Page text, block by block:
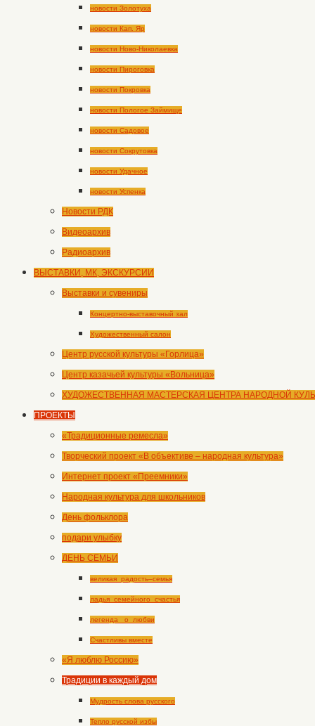
новости Золотуха
новости Кап. Яр
новости Ново-Николаевка
новости Пироговка
новости Покровка
новости Пологое Займище
новости Садовое
новости Сокрутовка
новости Удачное
новости Успенка
Новости РДК
Видеоархив
Радиоархив
ВЫСТАВКИ, МК, ЭКСКУРСИИ
Выставки и сувениры
Концертно-выставочный зал
Художественный салон
Центр русской культуры «Горлица»
Центр казачьей культуры «Вольница»
ХУДОЖЕСТВЕННАЯ МАСТЕРСКАЯ ЦЕНТРА НАРОДНОЙ
ПРОЕКТЫ
«Традиционные ремесла»
Творческий проект «В объективе – народная культура»
Интернет проект «Преемники»
Народная культура для школьников
День фольклора
подари улыбку
ДЕНЬ СЕМЬИ
великая_радость–семья
ладья_семейного_счастья
легенда _о_любви
Счастливы вместе
«Я люблю Россию»
Традиции в каждый дом
Мудрость слова русского
Тепло русской избы